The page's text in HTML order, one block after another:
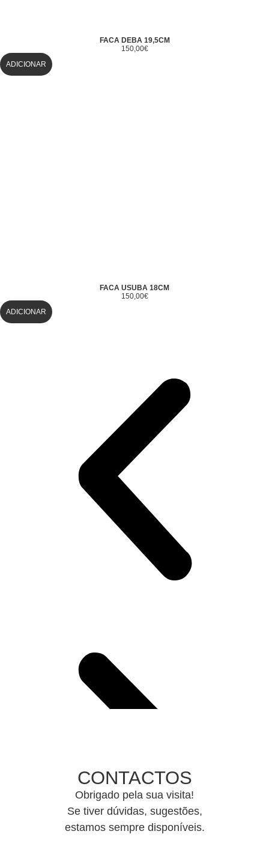
FACA DEBA 19,5CM
150,00€
ADICIONAR
FACA USUBA 18CM
150,00€
ADICIONAR
CONTACTOS
Obrigado pela sua visita!
Se tiver dúvidas, sugestões,
estamos sempre disponíveis.